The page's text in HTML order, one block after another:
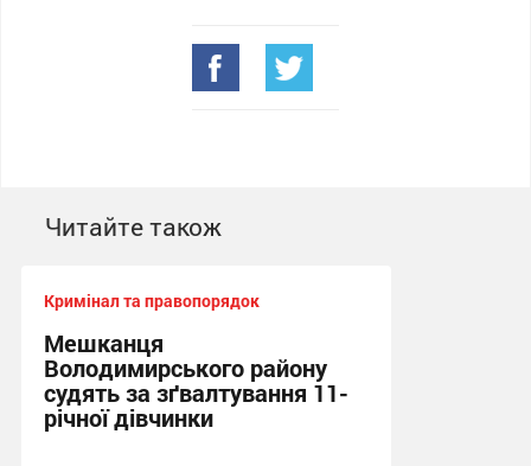
Читайте також
Кримінал та правопорядок
Мешканця
Володимирського району
судять за зґвалтування 11-
річної дівчинки